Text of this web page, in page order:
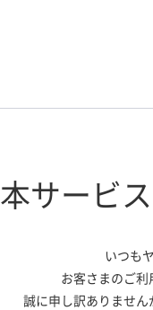
本サービ
いつも
お客さまのご
誠に申し訳ありません